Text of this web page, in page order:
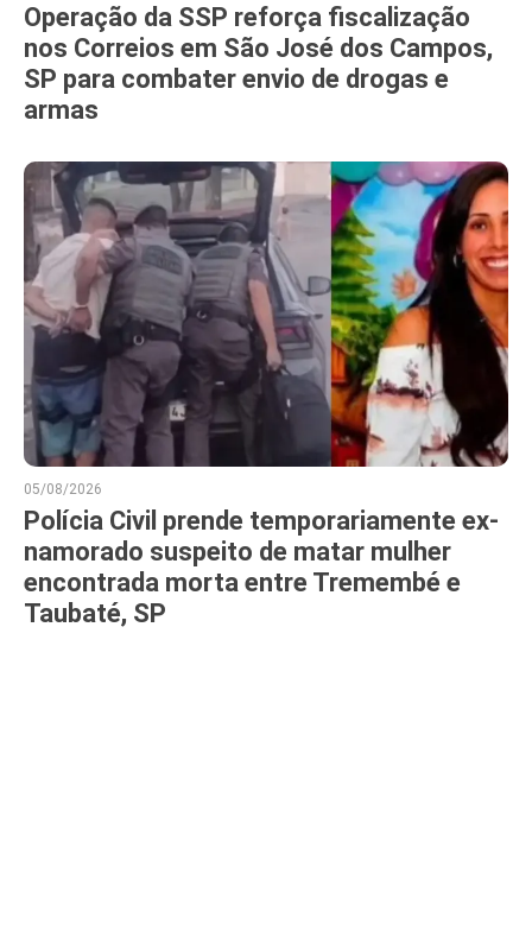
Operação da SSP reforça fiscalização
nos Correios em São José dos Campos,
SP para combater envio de drogas e
armas
05/08/2026
Polícia Civil prende temporariamente ex-
namorado suspeito de matar mulher
encontrada morta entre Tremembé e
Taubaté, SP